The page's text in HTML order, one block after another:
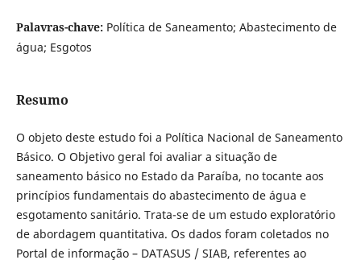
Palavras-chave: Política de Saneamento; Abastecimento de
água; Esgotos
Resumo
O objeto deste estudo foi a Política Nacional de Saneamento
Básico. O Objetivo geral foi avaliar a situação de
saneamento básico no Estado da Paraíba, no tocante aos
princípios fundamentais do abastecimento de água e
esgotamento sanitário. Trata-se de um estudo exploratório
de abordagem quantitativa. Os dados foram coletados no
Portal de informação – DATASUS / SIAB, referentes ao